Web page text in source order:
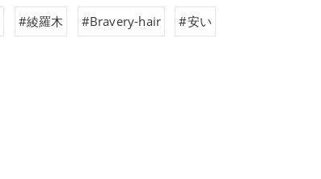
#綾羅木 #Bravery-hair #安い